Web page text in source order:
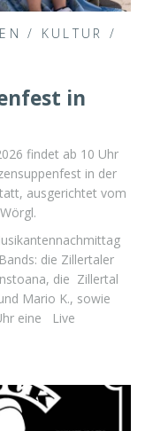
/ KULTUR
/
in
findet ab 10 Uhr
in der
ausgerichtet vom
die Zillertaler
die Zillertal
Mario K., sowie
eine Live